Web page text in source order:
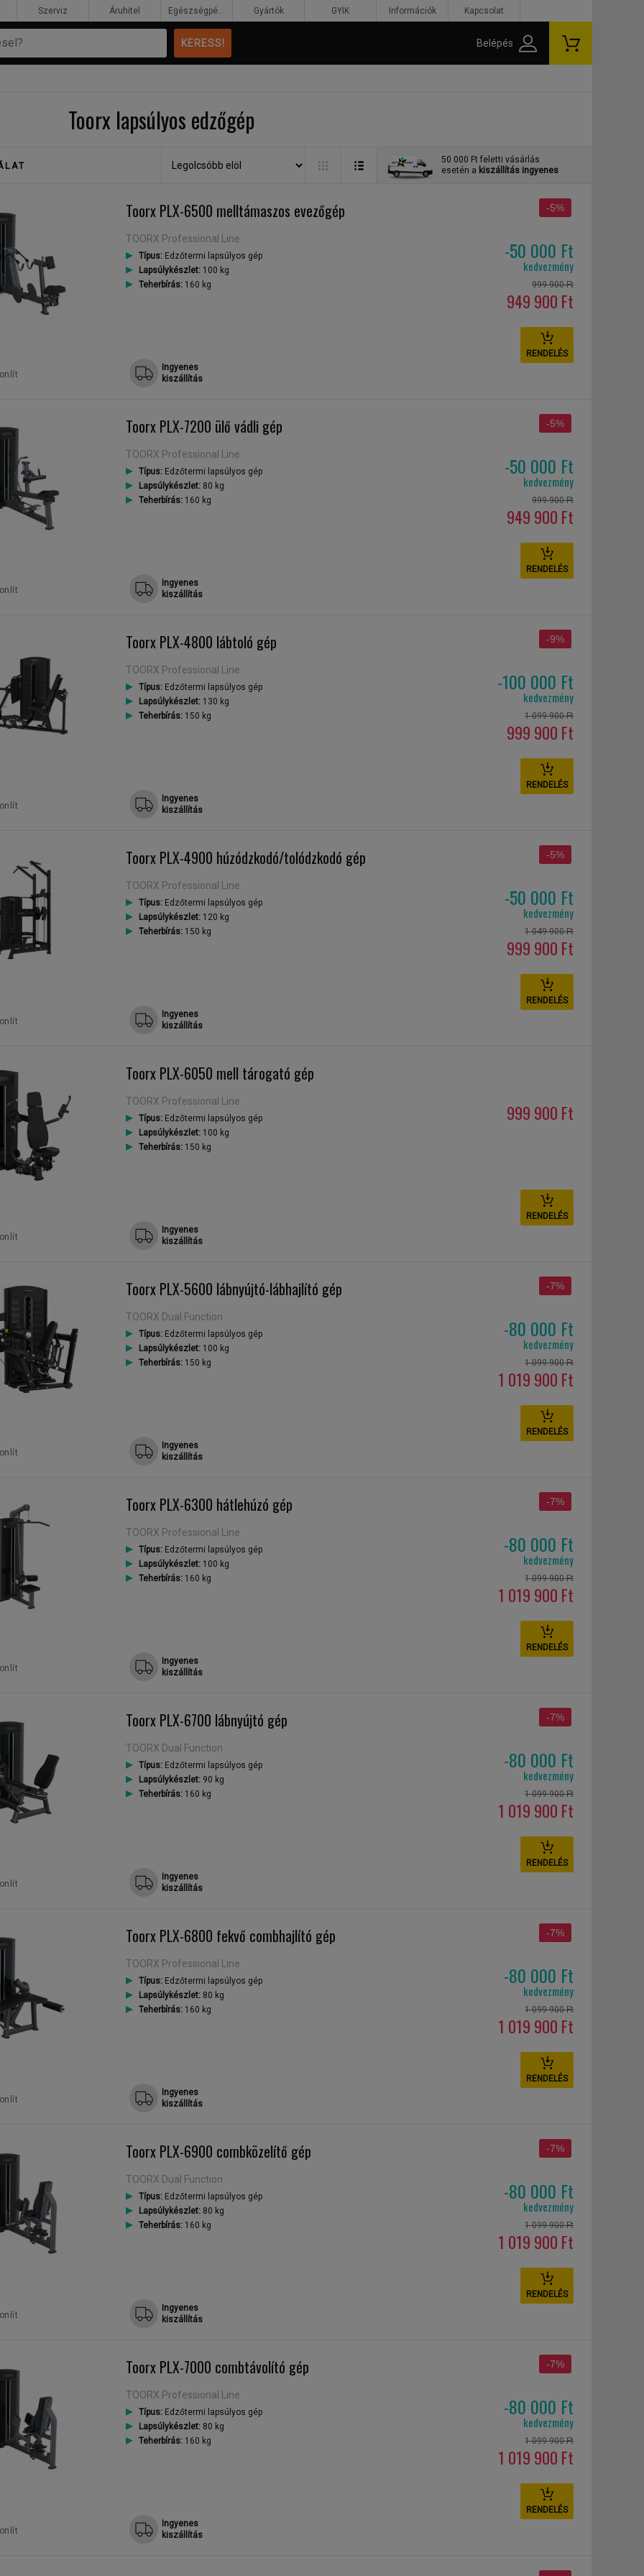
Toorx lapsúlyos edzőgép
50 000 Ft feletti vásárlás
esetén a kiszállítás ingyenes
Toorx PLX-6500 melltámaszos evezőgép
TOORX Professional Line
Típus:Edzőtermi lapsúlyos gép
Lapsúlykészlet:100 kg
Teherbírás:160 kg
-50 000 Ft
kedvezmény
999 900 Ft
949 900 Ft
RENDELÉS
Ingyenes
kiszállítás
-5%
Toorx PLX-7200 ülő vádli gép
TOORX Professional Line
Típus:Edzőtermi lapsúlyos gép
Lapsúlykészlet:80 kg
Teherbírás:160 kg
-50 000 Ft
kedvezmény
999 900 Ft
949 900 Ft
RENDELÉS
Ingyenes
kiszállítás
-5%
Toorx PLX-4800 lábtoló gép
TOORX Professional Line
Típus:Edzőtermi lapsúlyos gép
Lapsúlykészlet:130 kg
Teherbírás:150 kg
-100 000 Ft
kedvezmény
1 099 900 Ft
999 900 Ft
RENDELÉS
Ingyenes
kiszállítás
-9%
Toorx PLX-4900 húzódzkodó/tolódzkodó gép
TOORX Professional Line
Típus:Edzőtermi lapsúlyos gép
Lapsúlykészlet:120 kg
Teherbírás:150 kg
-50 000 Ft
kedvezmény
1 049 900 Ft
999 900 Ft
RENDELÉS
Ingyenes
kiszállítás
-5%
Toorx PLX-6050 mell tárogató gép
TOORX Professional Line
Típus:Edzőtermi lapsúlyos gép
Lapsúlykészlet:100 kg
Teherbírás:150 kg
999 900 Ft
RENDELÉS
Ingyenes
kiszállítás
Toorx PLX-5600 lábnyújtó-lábhajlító gép
TOORX Dual Function
Típus:Edzőtermi lapsúlyos gép
Lapsúlykészlet:100 kg
Teherbírás:150 kg
-80 000 Ft
kedvezmény
1 099 900 Ft
1 019 900 Ft
RENDELÉS
Ingyenes
kiszállítás
-7%
Toorx PLX-6300 hátlehúzó gép
TOORX Professional Line
Típus:Edzőtermi lapsúlyos gép
Lapsúlykészlet:100 kg
Teherbírás:160 kg
-80 000 Ft
kedvezmény
1 099 900 Ft
1 019 900 Ft
RENDELÉS
Ingyenes
kiszállítás
-7%
Toorx PLX-6700 lábnyújtó gép
TOORX Dual Function
Típus:Edzőtermi lapsúlyos gép
Lapsúlykészlet:90 kg
Teherbírás:160 kg
-80 000 Ft
kedvezmény
1 099 900 Ft
1 019 900 Ft
RENDELÉS
Ingyenes
kiszállítás
-7%
Toorx PLX-6800 fekvő combhajlító gép
TOORX Professional Line
Típus:Edzőtermi lapsúlyos gép
Lapsúlykészlet:80 kg
Teherbírás:160 kg
-80 000 Ft
kedvezmény
1 099 900 Ft
1 019 900 Ft
RENDELÉS
Ingyenes
kiszállítás
-7%
Toorx PLX-6900 combközelítő gép
TOORX Dual Function
Típus:Edzőtermi lapsúlyos gép
Lapsúlykészlet:80 kg
Teherbírás:160 kg
-80 000 Ft
kedvezmény
1 099 900 Ft
1 019 900 Ft
RENDELÉS
Ingyenes
kiszállítás
-7%
Toorx PLX-7000 combtávolító gép
TOORX Professional Line
Típus:Edzőtermi lapsúlyos gép
Lapsúlykészlet:80 kg
Teherbírás:160 kg
-80 000 Ft
kedvezmény
1 099 900 Ft
1 019 900 Ft
RENDELÉS
Ingyenes
kiszállítás
-7%
Szerviz Áruhitel Egészségpénztár Gyártók GYIK Információk Kapcsolat
Belépés